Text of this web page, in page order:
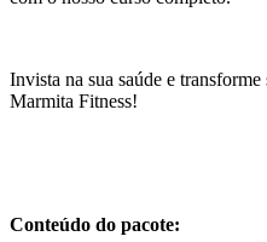
Invista na sua saúde e
Marmita Fitness!
Conteúdo do pacote: